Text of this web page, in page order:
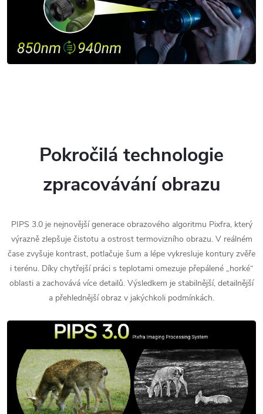
Pokročilá technologie
zpracovávání obrazu
PIPS 3.0 je nejnovější generace obrazového algoritmu Pixfra, který
výrazně zlepšuje čistotu a ostrost termovizního obrazu. V reálném
čase zvyšuje kontrast, potlačuje šum a lépe vykresluje kontury zvěře
i terénu. Díky chytřejší práci s teplotami omezuje přepálené „horké“
oblasti a zachovává více detailů. Výsledkem je stabilnější, detailnější
a přehlednější obraz v jakýchkoli podmínkách.